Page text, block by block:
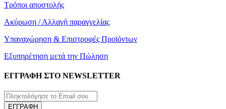
Τρόποι αποστολής
Ακύρωση / Αλλαγή παραγγελίας
Υπαναχώρηση & Επιστροφές Προϊόντων
Εξυπηρέτηση μετά την Πώληση
ΕΓΓΡΑΦΗ ΣΤΟ NEWSLETTER
ΕΓΓΡΑΦΗ